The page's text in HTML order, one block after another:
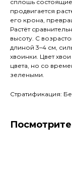
сплошь
продвигается
его крона,
Растёт
высоту. С
длиной 3–4 см,
хвоинки. Цвет
цвета, но со
зелеными.
Стратификация: